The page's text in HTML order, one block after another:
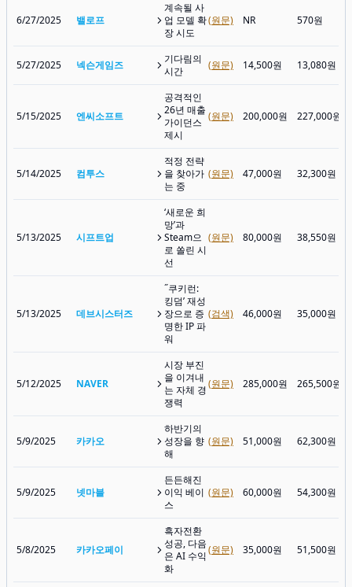
6/27/2025 밸로프
계속될 사
업 모델 확
장 시도
(원문) NR 570원
5/27/2025 넥슨게임즈
기다림의
시간
(원문) 14,500원 13,080원
5/15/2025 엔씨소프트
공격적인
26년 매출
가이던스
제시
(원문) 200,000원 227,000원
5/14/2025 컴투스
적정 전략
을 찾아가
는 중
(원문) 47,000원 32,300원
5/13/2025 시프트업
‘새로운 희
망’과
Steam으
로 쏠린 시
선
(원문) 80,000원 38,550원
5/13/2025 데브시스터즈
˝쿠키런:
킹덤’ 재성
장으로 증
명한 IP 파
워
(검색) 46,000원 35,000원
5/12/2025 NAVER
시장 부진
을 이겨내
는 자체 경
쟁력
(원문) 285,000원 265,500원
5/9/2025 카카오
하반기의
성장을 향
해
(원문) 51,000원 62,300원
5/9/2025 넷마블
든든해진
이익 베이
스
(원문) 60,000원 54,300원
5/8/2025 카카오페이
흑자전환
성공, 다음
은 AI 수익
화
(원문) 35,000원 51,500원